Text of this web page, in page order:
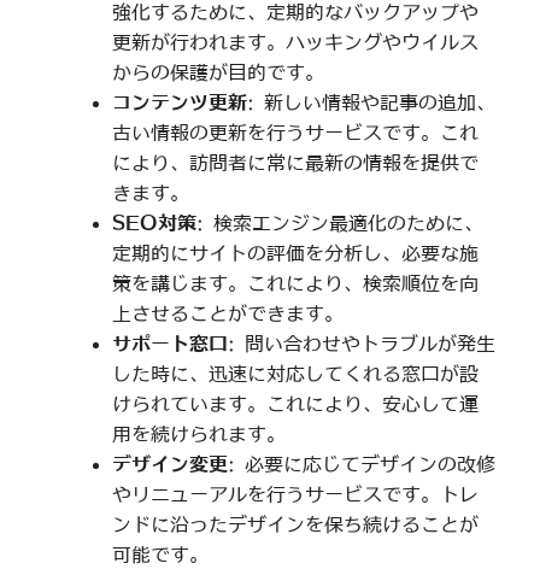
強化するために、定期的なバックアップや
更新が行われます。ハッキングやウイルス
からの保護が目的です。
コンテンツ更新: 新しい情報や記事の追加、
古い情報の更新を行うサービスです。これ
により、訪問者に常に最新の情報を提供で
きます。
SEO対策: 検索エンジン最適化のために、
定期的にサイトの評価を分析し、必要な施
策を講じます。これにより、検索順位を向
上させることができます。
サポート窓口 : 問い合わせやトラブルが発生
した時に、迅速に対応してくれる窓口が設
けられています。これにより、安心して運
用を続けられます。
デザイン変更: 必要に応じてデザインの改修
やリニューアルを行うサービスです。トレ
ンドに沿ったデザインを保ち続けることが
可能です。